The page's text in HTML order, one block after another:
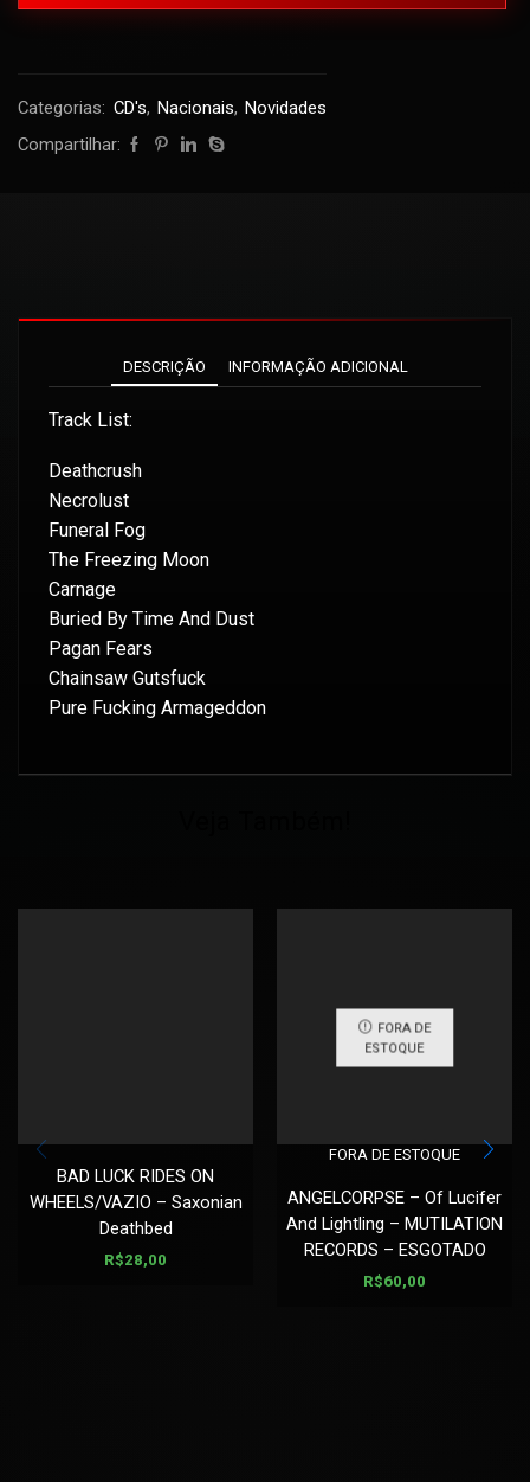
Categorias: CD's, Nacionais, Novidades
Compartilhar:
DESCRIÇÃO INFORMAÇÃO ADICIONAL
Track List:
Deathcrush
Necrolust
Funeral Fog
The Freezing Moon
Carnage
Buried By Time And Dust
Pagan Fears
Chainsaw Gutsfuck
Pure Fucking Armageddon
BAD LUCK RIDES ON
WHEELS/VAZIO – Saxonian
Deathbed
R$28,00
FORA DE
ESTOQUE
FORA DE ESTOQUE
ANGELCORPSE – Of Lucifer
And Lightling – MUTILATION
RECORDS – ESGOTADO
R$60,00